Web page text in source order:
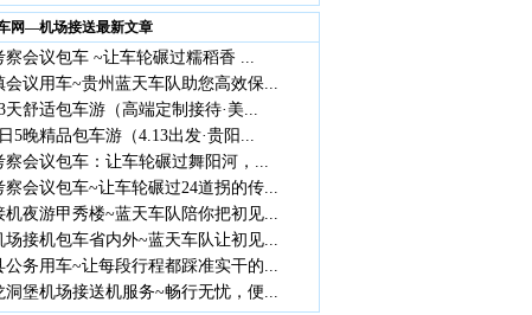
网—机场接送最新文章
察会议包车 ~让车轮碾过糯稻香 ...
会议用车~贵州蓝天车队助您高效保...
天舒适包车游（高端定制接待·美...
5晚精品包车游（4.13出发·贵阳...
察会议包车：让车轮碾过舞阳河，...
察会议包车~让车轮碾过24道拐的传...
机夜游甲秀楼~蓝天车队陪你把初见...
场接机包车省内外~蓝天车队让初见...
公务用车~让每段行程都踩准实干的...
洞堡机场接送机服务~畅行无忧，便...